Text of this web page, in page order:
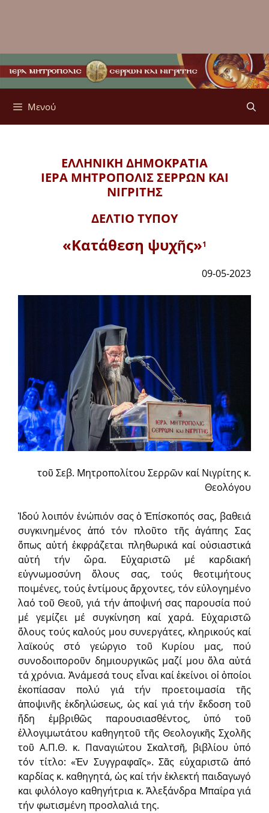
Μενού
ΕΛΛΗΝΙΚΗ ΔΗΜΟΚΡΑΤΙΑ
ΙΕΡΑ ΜΗΤΡΟΠΟΛΙΣΣΕΡΡΩΝ ΚΑΙ
ΝΙΓΡΙΤΗΣ
ΔΕΛΤΙΟ ΤΥΠΟΥ
«Κατάθεση ψυχῆς»1
09-05-2023
τοῦ Σεβ. Μητροπολίτου Σερρῶν καί Νιγρίτης κ.
Θεολόγου
Ἰδού λοιπόν ἐνώπιόν σας ὁ Ἐπίσκοπός σας, βαθειά
συγκι­νημένος ἀπό τόν πλοῦτο τῆς ἀγάπης Σας
ὅπως αὐτή ἐκφράζεται πληθωρικά καί οὐσιαστικά
αὐτή τήν ὥρα. Εὐχαριστῶ μέ καρδιακή
εὐγνωμοσύνη ὅλους σας, τούς θεοτιμήτους
ποιμένες, τούς ἐντίμους ἄρχοντες, τόν εὐλογημένο
λαό τοῦ Θεοῦ, γιά τήν ἀποψινή σας παρουσία πού
μέ γεμίζει μέ συγκίνηση καί χαρά. Εὐχαριστῶ
ὅλους τούς καλούς μου συνεργάτες, κληρικούς καί
λαϊκούς στό γεώργιο τοῦ Κυρίου μας, πού
συνοδοιποροῦν δημιουργικῶς μαζί μου ὅλα αὐτά
τά χρόνια. Ἀνάμεσά τους εἶναι καί ἐκείνοι οἱ ὁποίοι
ἐκοπίασαν πολύ γιά τήν προετοιμασία τῆς
ἀποψινῆς ἐκδηλώσεως, ὡς καί γιά τήν ἔκδοση τοῦ
ἤδη ἐμβριθῶς παρουσιασθέντος, ὑπό τοῦ
ἐλλογιμωτάτου καθηγητοῦ τῆς Θεολογικῆς Σχολῆς
τοῦ Α.Π.Θ. κ. Παναγιώτου Σκαλτσῆ, βιβλίου ὑπό
τόν τίτλο: «Ἐν Συγγραφαῖς». Σᾶς εὐχαριστῶ ἀπό
καρδίας κ. καθηγητά, ὡς καί τήν ἐκλεκτή παιδαγωγό
και φιλόλογο καθη­γήτρια κ. Ἀλεξάνδρα Μπαΐρα γιά
τήν φωτισμένη προσλαλιά της.